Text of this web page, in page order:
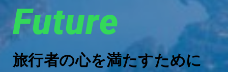
Future
旅行者の心を満たすために